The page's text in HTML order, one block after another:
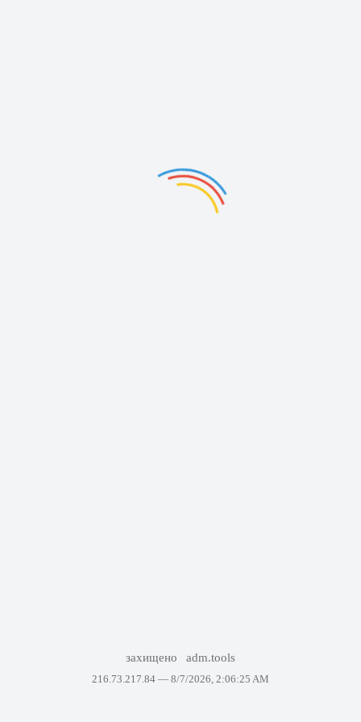
захищено adm.tools
216.73.217.84 — 8/7/2026, 2:06:25 AM